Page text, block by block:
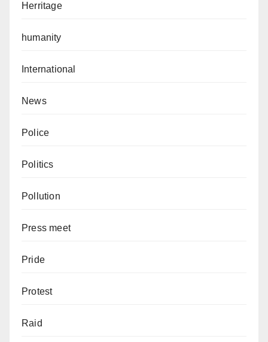
Herritage
humanity
International
News
Police
Politics
Pollution
Press meet
Pride
Protest
Raid